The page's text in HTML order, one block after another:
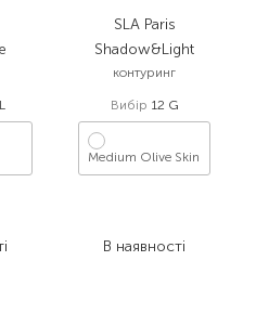
SLA Paris
Shadow&Light
контуринг
Вибір 12 G
Medium Olive Skin
В наявності